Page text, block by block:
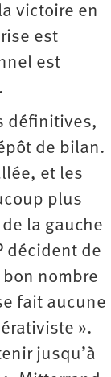
victoire en
est
est
définitives,
de bilan.
et les
plus
la gauche
décident de
nombre
fait aucune
».
jusqu’à